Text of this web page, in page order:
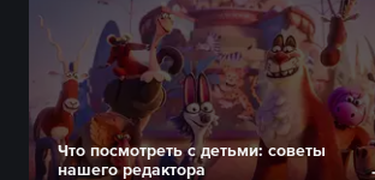
Что посмотреть с детьми: советы
нашего редактора